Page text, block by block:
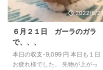
と思ったのが、間違いだった。
今日は素直に上がる日でした。さ
れば言っても戻ってこない。
今日は決算銘柄を色々と触った
が、大型銘柄はほぼ同じ動きだっ
た。決算内容関係なく上突き抜け
2022/6/21
６月２１日 ガーラのガラ
で、、、
本日の収支-9,099 円 本日も１日
お疲れ様でした。 先物が上がっ